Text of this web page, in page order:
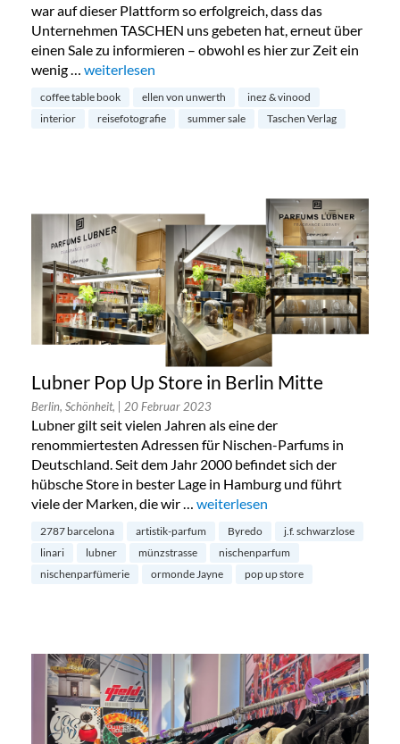
war auf dieser Plattform so erfolgreich, dass das
Unternehmen TASCHEN uns gebeten hat, erneut über
einen Sale zu informieren – obwohl es hier zur Zeit ein
wenig … „Summer-Sale des TASCHEN Verlags“
weiterlesen
coffee table book ellen von unwerth
inez & vinood
interior
reisefotografie summer sale Taschen Verlag
Lubner Pop Up Store in Berlin Mitte
Berlin, Schönheit, | 20 Februar 2023
Lubner gilt seit vielen Jahren als eine der
renommiertesten Adressen für Nischen-Parfums in
Deutschland. Seit dem Jahr 2000 befindet sich der
hübsche Store in bester Lage in Hamburg und führt
viele der Marken, die wir … „Lubner Pop Up Store in Berlin
weiterlesen
2787 barcelona artistik-parfum Byredo
j.f. schwarzlose
linari
lubner münzstrasse
nischenparfum
nischenparfümerie
ormonde Jayne pop up store